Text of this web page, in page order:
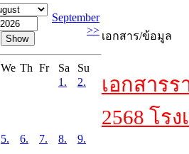
September
>>
We Th Fr Sa
Su
1.
2.
5. 6. 7. 8. 9.
เอกสาร/ข้อมูล
เอกสาร
2568 โร